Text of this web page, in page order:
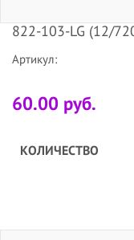
822-103-LG (12/
Артикул:
60.00 руб.
КОЛИЧЕСТВО